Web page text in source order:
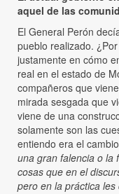
aquel de las
El General Perón
pueblo realizado.
justamente en cómo
real en el estado de
compañeros que
mirada sesgada que
viene de una
solamente son las
entiendo era el
una gran falencia o la
cosas que en el
pero en la práctica